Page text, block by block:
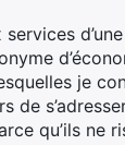
je
de
qu’ils ne